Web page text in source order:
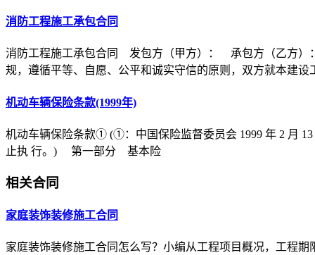
消防工程施工承包合同
消防工程施工承包合同 发包方（甲方）： 承包方（乙方）
规，遵循平等、自愿、公平和诚实守信的原则，双方就本建设
机动车辆保险条款(1999年)
机动车辆保险条款① (①：中国保险监督委员会 1999 年 2 月
止执 行。) 第一部分 基本险
相关合同
家庭装饰装修施工合同
家庭装饰装修施工合同怎么写？小编从工程项目概况，工程